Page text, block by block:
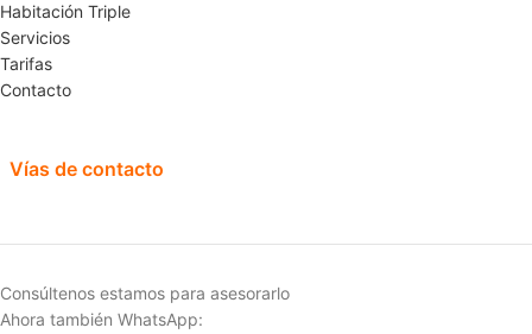
Habitación Triple
Servicios
Tarifas
Contacto
Vías de contacto
Consúltenos estamos para asesorarlo
Ahora también WhatsApp: